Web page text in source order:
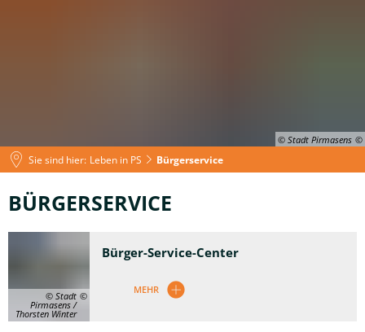
© Stadt Pirmasens
Sie sind hier: Leben in PS Bürgerservice
Bürgerservice
BÜRGERSERVICE
© Stadt
Pirmasens /
Thorsten Winter
Bürger-Service-Center
MEHR